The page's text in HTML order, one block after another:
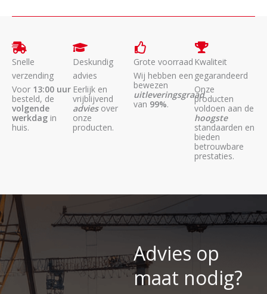
Snelle
verzending
Voor 13:00 uur
besteld, de
volgende
werkdag in
huis.
Deskundig
advies
Eerlijk en
vrijblijvend
adviesover
onze
producten.
Grote voorraad
Wij hebben een
bewezen
uitleveringsgraad
van 99%.
Kwaliteit
gegarandeerd
Onze
producten
voldoen aan de
hoogste
standaarden en
bieden
betrouwbare
prestaties.
Advies op
maat nodig?